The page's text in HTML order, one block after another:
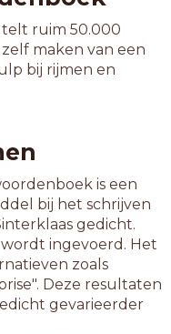
ruim 50.000
maken van een
bij rijmen en
is een
bij het schrijven
gedicht.
ingevoerd. Het
zoals
Deze resultaten
gevarieerder